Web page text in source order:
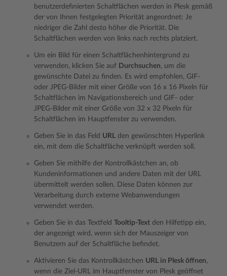
benutzerdefinierten Schaltflächen werden in Plesk gemäß
der von Ihnen festgelegten Priorität angeordnet: Je
niedriger die Zahl desto höher die Priorität. Die
Schaltflächen werden von links nach rechts platziert.
Um ein Bild für einen Schaltflächenhintergrund zu
verwenden, klicken Sie auf Durchsuchen, um die
gewünschte Datei zu finden. Es wird empfohlen, GIF-
oder JPEG-Bilder mit einer Größe von 16 x 16 Pixeln für
Schaltflächen im Navigationsbereich und GIF- oder
JPEG-Bilder mit einer Größe von 32 x 32 Pixeln für
Schaltflächen im Hauptfenster zu verwenden.
Geben Sie in das Feld URL den gewünschten Hyperlink
ein, mit dem die Schaltfläche verknüpft werden soll.
Geben Sie mithilfe der Kontrollkästchen an, ob
Kundeninformationen und andere Daten mit der URL
übermittelt werden sollen. Diese Daten können zur
Verarbeitung durch externe Webanwendungen
verwendet werden.
Geben Sie in das Textfeld Tooltip-Text den Hilfetipp ein,
der angezeigt wird, wenn sich der Mauszeiger von
Benutzern auf der Schaltfläche befindet.
Aktivieren Sie das Kontrollkästchen URL in Plesk öffnen,
wenn die Ziel-URL im Hauptfenster von Plesk geöffnet